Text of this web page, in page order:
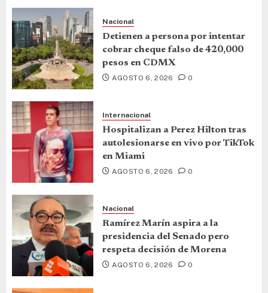
Nacional
Detienen a persona por intentar
cobrar cheque falso de 420,000
pesos en CDMX
AGOSTO 6, 2026 0
Internacional
Hospitalizan a Perez Hilton tras
autolesionarse en vivo por TikTok
en Miami
AGOSTO 6, 2026 0
Nacional
Ramírez Marín aspira a la
presidencia del Senado pero
respeta decisión de Morena
AGOSTO 6, 2026 0